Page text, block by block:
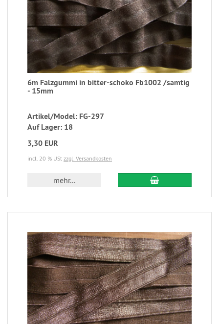
6m Falzgummi in bitter-schoko Fb1002 /samtig
- 15mm
Artikel/Model: FG-297
Auf Lager: 18
3,30 EUR
incl. 20 % USt zzgl. Versandkosten
mehr...